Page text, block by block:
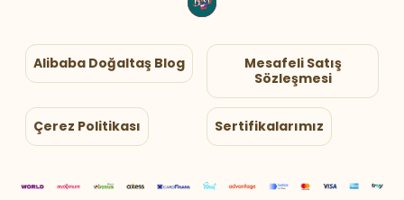
Alibaba Doğaltaş Blog
Mesafeli Satış
Sözleşmesi
Çerez Politikası Sertifikalarımız